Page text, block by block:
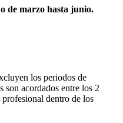
de marzo hasta junio.
los periodos de
son acordados entre los 2
dentro de los